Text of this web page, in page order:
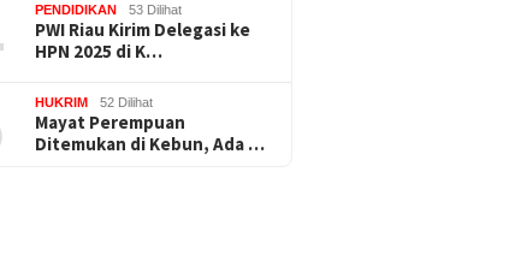
PENDIDIKAN 53 Dilihat
PWI Riau Kirim Delegasi ke
HPN 2025 di K…
HUKRIM 52 Dilihat
Mayat Perempuan
Ditemukan di Kebun, Ada …